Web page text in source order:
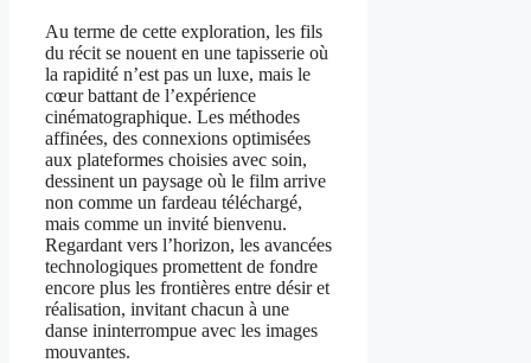
Au terme de cette exploration, les fils
du récit se nouent en une tapisserie où
la rapidité n’est pas un luxe, mais le
cœur battant de l’expérience
cinématographique. Les méthodes
affinées, des connexions optimisées
aux plateformes choisies avec soin,
dessinent un paysage où le film arrive
non comme un fardeau téléchargé,
mais comme un invité bienvenu.
Regardant vers l’horizon, les avancées
technologiques promettent de fondre
encore plus les frontières entre désir et
réalisation, invitant chacun à une
danse ininterrompue avec les images
mouvantes.